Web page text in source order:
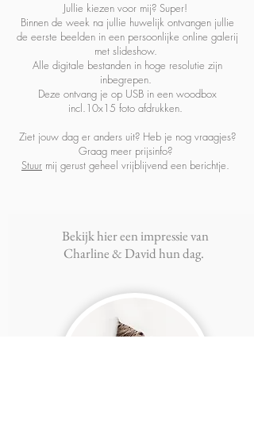
Jullie kiezen voor mij? Super!
Binnen de week na jullie huwelijk ontvangen jullie
de eerste beelden in een persoonlijke online galerij
met slideshow.
Alle digitale bestanden in hoge resolutie zijn
inbegrepen.
Deze ontvang je op USB in een woodbox
incl.10x15 foto afdrukken.
Ziet jouw dag er anders uit? Heb je nog vraagjes?
Graag meer prijsinfo?
Stuur mij gerust geheel vrijblijvend een berichtje.
Bekijk hier een impressie van
Charline & David hun dag.